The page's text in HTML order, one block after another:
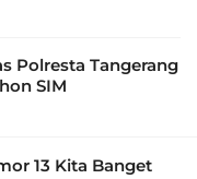
Polresta Tangerang
SIM
13 Kita Banget